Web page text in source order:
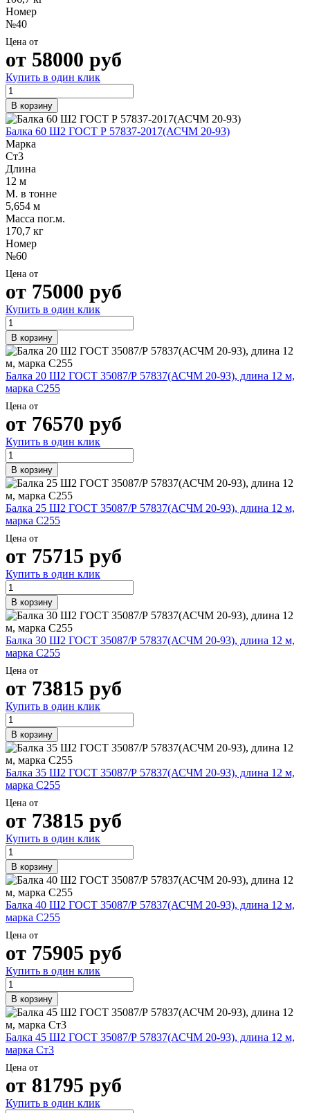
Номер
№40
Цена от
от 58000 руб
Купить в один клик
В корзину
Балка 60 Ш2 ГОСТ Р 57837-2017(АСЧМ 20-93)
Марка
Ст3
Длина
12 м
М. в тонне
5,654 м
Масса пог.м.
170,7 кг
Номер
№60
Цена от
от 75000 руб
Купить в один клик
В корзину
Балка 20 Ш2 ГОСТ 35087/Р 57837(АСЧМ 20-93), длина 12 м,
марка С255
Цена от
от 76570 руб
Купить в один клик
В корзину
Балка 25 Ш2 ГОСТ 35087/Р 57837(АСЧМ 20-93), длина 12 м,
марка С255
Цена от
от 75715 руб
Купить в один клик
В корзину
Балка 30 Ш2 ГОСТ 35087/Р 57837(АСЧМ 20-93), длина 12 м,
марка С255
Цена от
от 73815 руб
Купить в один клик
В корзину
Балка 35 Ш2 ГОСТ 35087/Р 57837(АСЧМ 20-93), длина 12 м,
марка С255
Цена от
от 73815 руб
Купить в один клик
В корзину
Балка 40 Ш2 ГОСТ 35087/Р 57837(АСЧМ 20-93), длина 12 м,
марка С255
Цена от
от 75905 руб
Купить в один клик
В корзину
Балка 45 Ш2 ГОСТ 35087/Р 57837(АСЧМ 20-93), длина 12 м,
марка Ст3
Цена от
от 81795 руб
Купить в один клик